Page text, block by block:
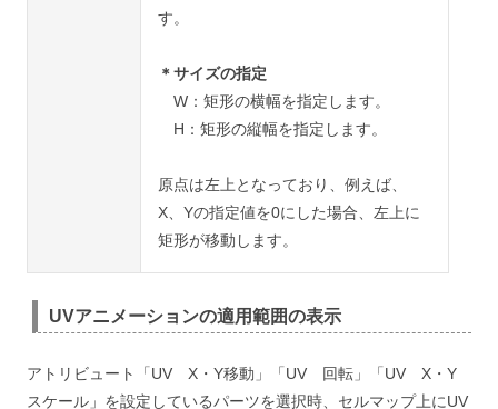
す。
＊サイズの指定
W：矩形の横幅を指定します。
H：矩形の縦幅を指定します。
原点は左上となっており、例えば、
X、Yの指定値を0にした場合、左上に
矩形が移動します。
UVアニメーションの適用範囲の表示
アトリビュート「UV X・Y移動」「UV 回転」「UV X・Y
スケール」を設定しているパーツを選択時、セルマップ上にUV